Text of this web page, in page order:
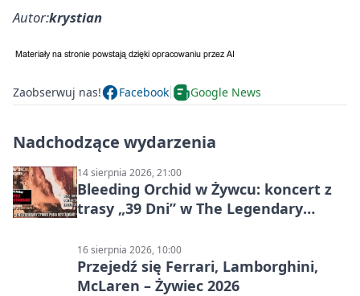
Autor:krystian
Zaobserwuj nas! Facebook Google News
Nadchodzące wydarzenia
14 sierpnia 2026, 21:00
Bleeding Orchid w Żywcu: koncert z
trasy „39 Dni” w The Legendary
16 sierpnia 2026, 10:00
Przejedź się Ferrari, Lamborghini,
McLaren – Żywiec 2026